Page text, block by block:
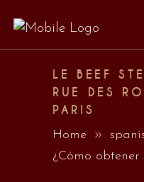
LE BEEF
RUE DES
PARIS
Home
¿Cómo